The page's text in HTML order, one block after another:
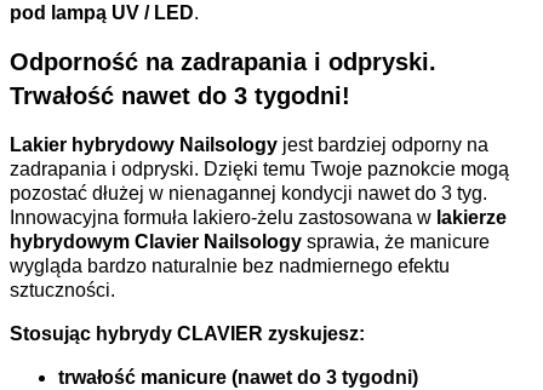
pod lampą UV / LED.
Odporność na zadrapania i odpryski.
Trwałość nawet do 3 tygodni!
Lakier hybrydowy Nailsology jest bardziej odporny na
zadrapania i odpryski. Dzięki temu Twoje paznokcie mogą
pozostać dłużej w nienagannej kondycji nawet do 3 tyg.
Innowacyjna formuła lakiero-żelu zastosowana w lakierze
hybrydowym Clavier Nailsology sprawia, że manicure
wygląda bardzo naturalnie bez nadmiernego efektu
sztuczności.
Stosując hybrydy CLAVIER zyskujesz:
trwałość manicure (nawet do 3 tygodni)